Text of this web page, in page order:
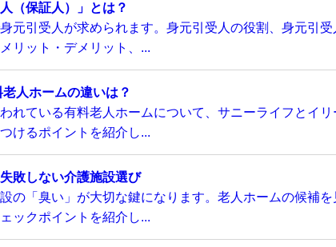
（保証人）」とは？
元引受人が求められます。身元引受人の役割、身元引受
リット・デメリット、...
人ホームの違いは？
れている有料老人ホームについて、サニーライフとイリ
けるポイントを紹介し...
敗しない介護施設選び
の「臭い」が大切な鍵になります。老人ホームの候補を
ックポイントを紹介し...